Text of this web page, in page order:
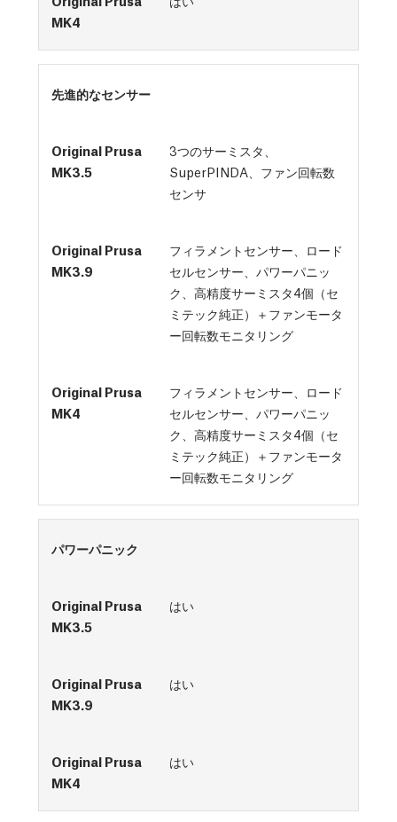
先進的なセンサー
3つのサーミスタ、
SuperPINDA、ファン回転数
センサ
フィラメントセンサー、ロード
セルセンサー、パワーパニッ
ク、高精度サーミスタ4個（セ
ミテック純正）＋ファンモータ
ー回転数モニタリング
フィラメントセンサー、ロード
セルセンサー、パワーパニッ
ク、高精度サーミスタ4個（セ
ミテック純正）＋ファンモータ
ー回転数モニタリング
パワーパニック
はい
はい
はい